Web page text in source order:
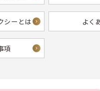
シーとは よく
項